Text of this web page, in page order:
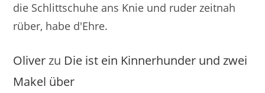
die Schlittschuhe ans Knie und ruder zeitnah
rüber, habe d'Ehre.
Oliverzu Die ist ein Kinnerhunder und zwei
Makel über